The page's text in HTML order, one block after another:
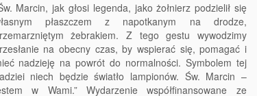
Marcin, jak głosi legenda, jako żołnierz podzielił się
płaszczem z napotkanym na drodze,
żebrakiem. Z tego gestu wywodzimy
na obecny czas, by wspierać się, pomagać i
nadzieję na powrót do normalności. Symbolem tej
niech będzie światło lampionów. Św. Marcin –
w Wami.” Wydarzenie współfinansowane ze